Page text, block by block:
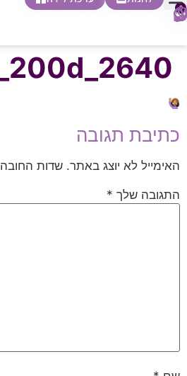
0
כתיבת תגובה
האימייל לא יוצג באתר. שדות
התגובה שלך *